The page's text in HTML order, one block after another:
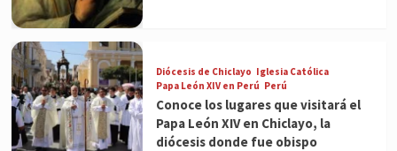
Diócesis de Chiclayo Iglesia Católica
Papa León XIV en Perú Perú
Conoce los lugares que visitará el
Papa León XIV en Chiclayo, la
diócesis donde fue obispo